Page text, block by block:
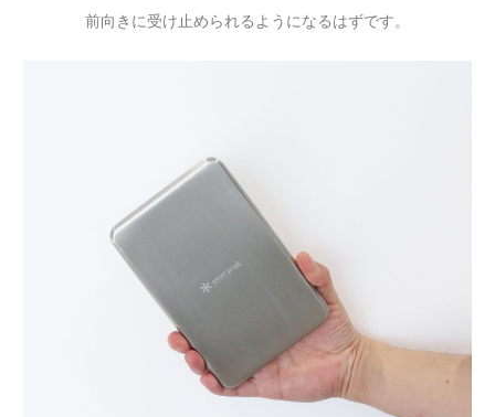
前向きに受け止められるようになるはずです。